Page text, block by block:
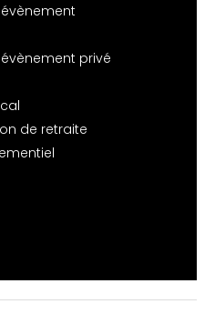
privé
de retraite